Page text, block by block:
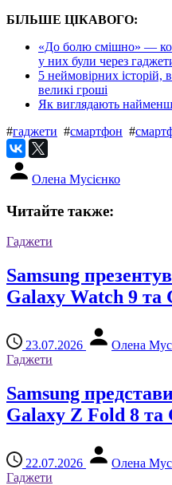
БІЛЬШЕ ЦІКАВОГО:
«До болю смішно» —
у них були через
5 неймовірних історій,
великі гроші
Як виглядають
#гаджети #смартфон #
Олена Мусієнко
Читайте также:
Гаджети
Samsung
Galaxy Watch 9 та
23.07.2026
Олена
Гаджети
Samsung
Galaxy Z Fold 8
22.07.2026
Олена
Гаджети